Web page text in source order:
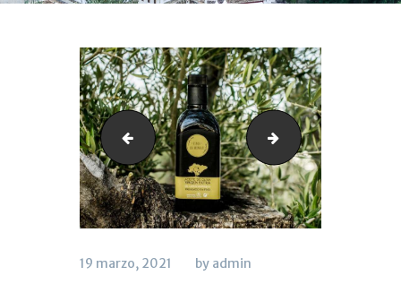
tienda FINCA-LOS-
19 marzo, 2021 by admin